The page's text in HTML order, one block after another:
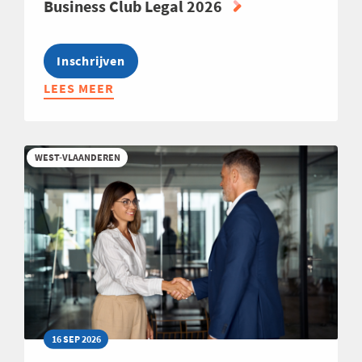
Business Club Legal 2026
Inschrijven
LEES MEER
ABOUT
LEGAL
2026
WEST-VLAANDEREN
16 SEP 2026